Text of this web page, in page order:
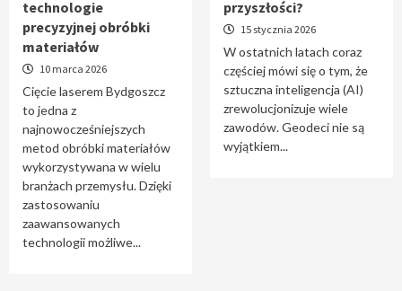
technologie
precyzyjnej obróbki
materiałów
10 marca 2026
Cięcie laserem Bydgoszcz
to jedna z
najnowocześniejszych
metod obróbki materiałów
wykorzystywana w wielu
branżach przemysłu. Dzięki
zastosowaniu
zaawansowanych
technologii możliwe...
przyszłości?
15 stycznia 2026
W ostatnich latach coraz
częściej mówi się o tym, że
sztuczna inteligencja (AI)
zrewolucjonizuje wiele
zawodów. Geodeci nie są
wyjątkiem...